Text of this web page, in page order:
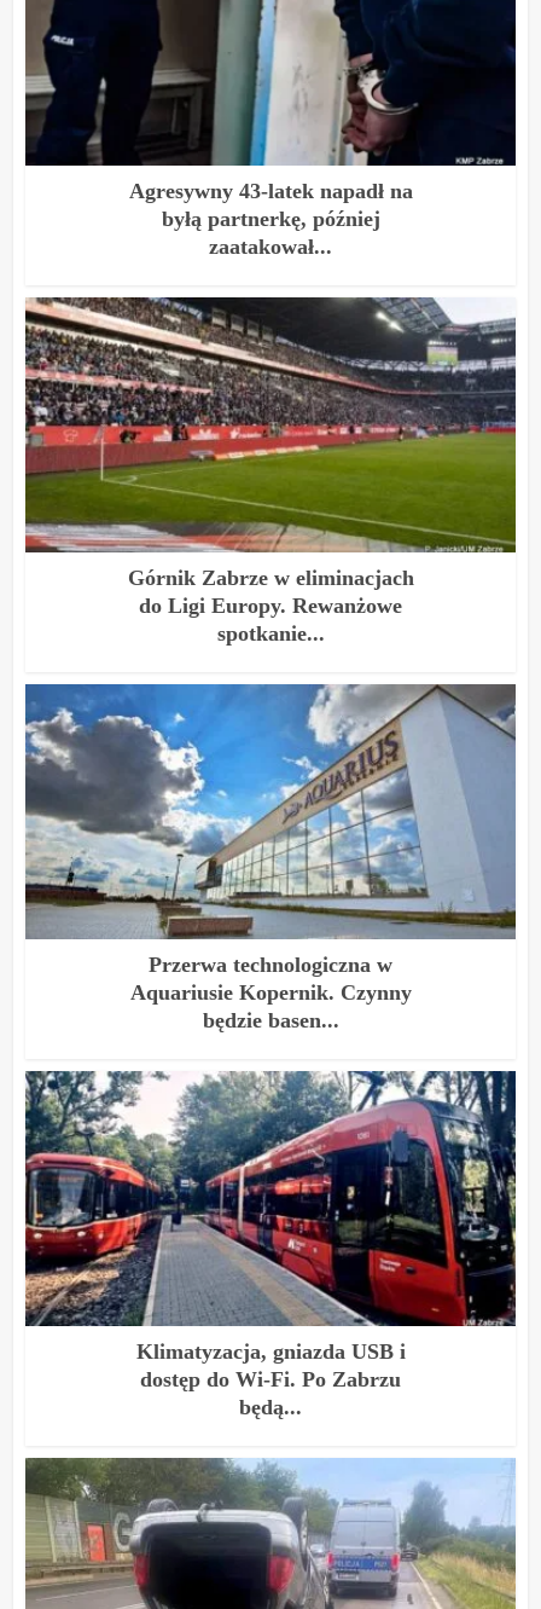
Agresywny 43-latek napadł na
byłą partnerkę, później
zaatakował...
Górnik Zabrze w eliminacjach
do Ligi Europy. Rewanżowe
spotkanie...
Przerwa technologiczna w
Aquariusie Kopernik. Czynny
będzie basen...
Klimatyzacja, gniazda USB i
dostęp do Wi-Fi. Po Zabrzu
będą...